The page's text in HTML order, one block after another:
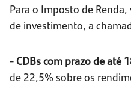
Para o Imposto de
de investimento, a
- CDBs com prazo de até
de 22,5% sobre os